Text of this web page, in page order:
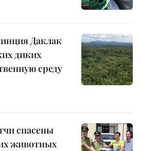
Даклак
диких
среду
спасены
животных